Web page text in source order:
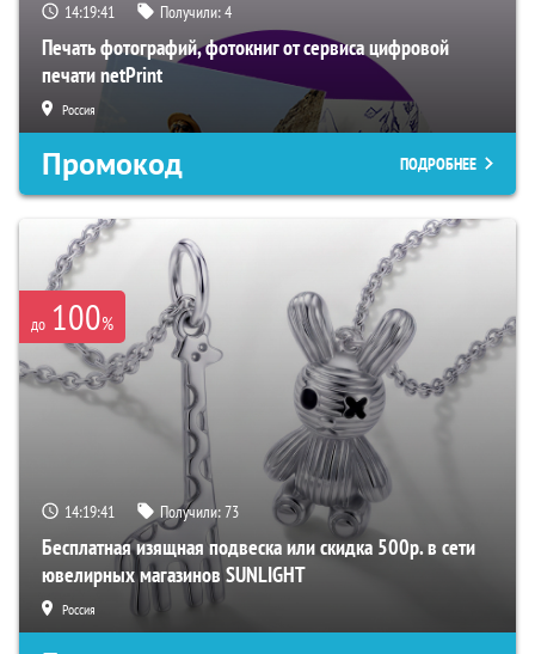
14:19:40 Получили:4
Печать фотографий, фотокниг от сервиса цифровой
печати netPrint
Россия
Промокод ПОДРОБНЕЕ
до 100%
14:19:40 Получили:73
Бесплатная изящная подвеска или скидка 500р. в сети
ювелирных магазинов SUNLIGHT
Россия